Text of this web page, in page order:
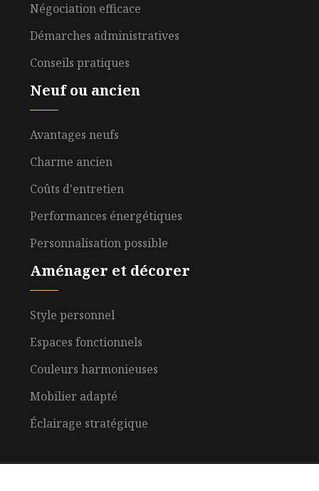
Négociation efficace
Démarches administratives
Conseils pratiques
Neuf ou ancien
Avantages neufs
Charme ancien
Coûts d'entretien
Performances énergétiques
Personnalisation possible
Aménager et décorer
Style personnel
Espaces fonctionnels
Couleurs harmonieuses
Mobilier adapté
Éclairage stratégique